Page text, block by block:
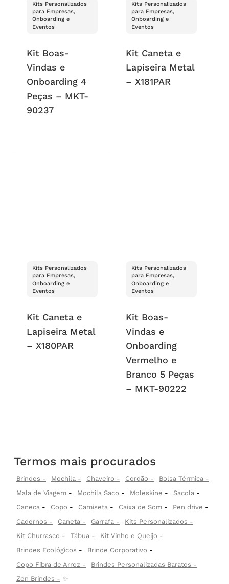
Kits Personalizados
para Empresas,
Onboarding e
Eventos
Kit Boas-
Vindas e
Onboarding 4
Peças – MKT-
90237
Kits Personalizados
para Empresas,
Onboarding e
Eventos
Kit Caneta e
Lapiseira Metal
– X181PAR
Kits Personalizados
para Empresas,
Onboarding e
Eventos
Kit Caneta e
Lapiseira Metal
– X180PAR
Kits Personalizados
para Empresas,
Onboarding e
Eventos
Kit Boas-
Vindas e
Onboarding
Vermelho e
Branco 5 Peças
– MKT-90222
Termos mais procurados
Brindes Mochila Chaveiro Cordão
Bolsa Térmica
Mala de Viagem
Mochila Saco Moleskine
Sacola
Caneca
Copo Camiseta Caixa de Som
Pen drive
Cadernos
Caneta Garrafa
Kits Personalizados
Kit Churrasco
Tábua
Kit Vinho e Queijo
Brindes Ecológicos
Brinde Corporativo
Copo Fibra de Arroz
Brindes Personalizadas Baratos
Zen Brindes
✨